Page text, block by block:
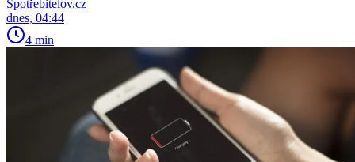
Spotřebitelov.cz
dnes, 04:44
4 min